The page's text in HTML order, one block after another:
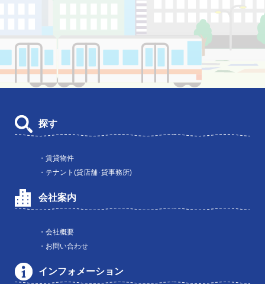
探す
・賃貸物件
・テナント(貸店舗･貸事務所)
会社案内
・会社概要
・お問い合わせ
インフォメーション